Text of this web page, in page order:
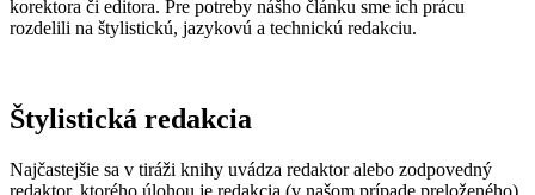
korektora či editora. Pre potreby nášho článku sme ich prácu
rozdelili na štylistickú, jazykovú a technickú redakciu.
Štylistická redakcia
Najčastejšie sa v tiráži knihy uvádza redaktor alebo zodpovedný